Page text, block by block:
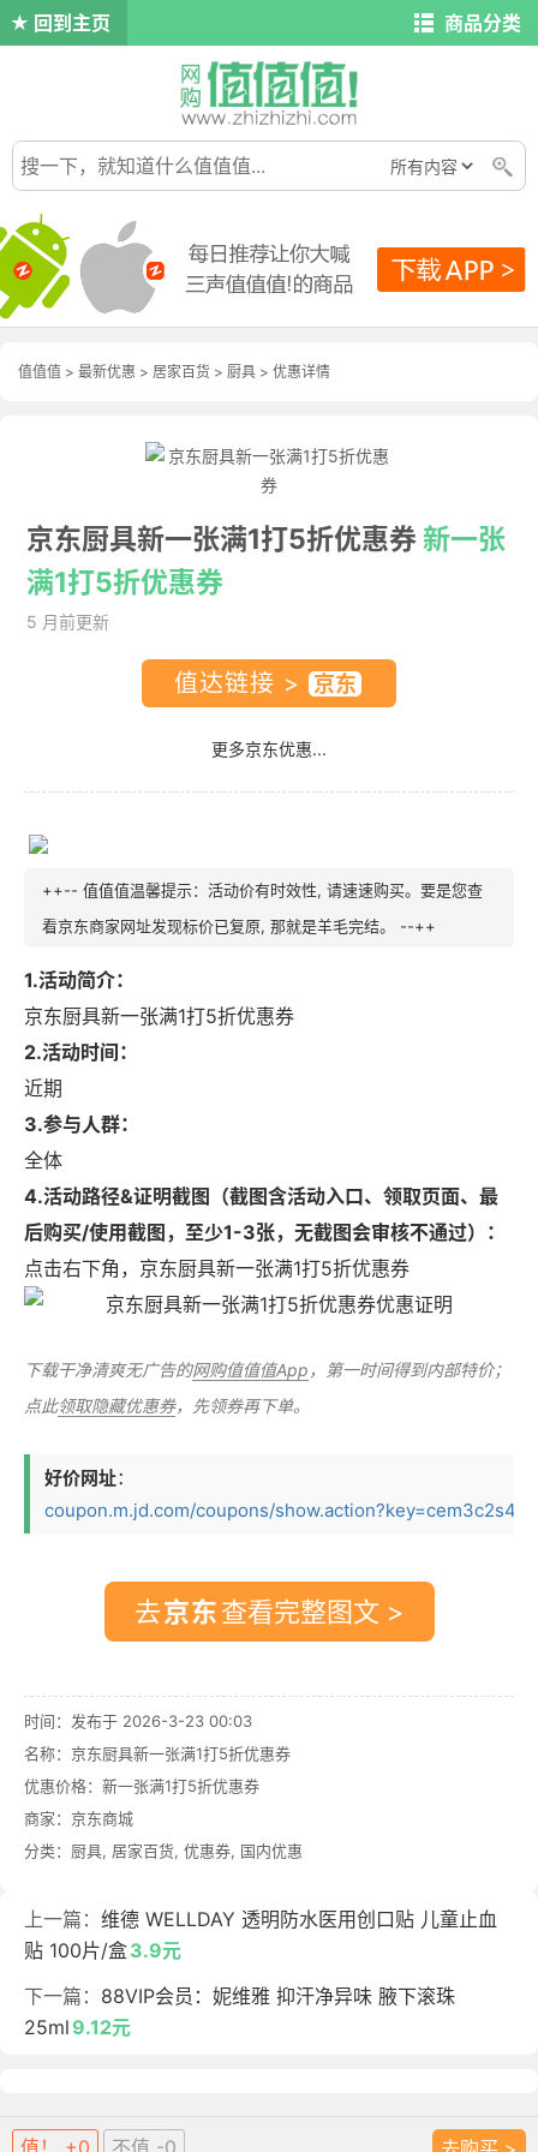
回到主页 商品分类
值值值 > 最新优惠 > 居家百货 > 厨具 > 优惠详情
京东厨具新一张满1打5折优惠券新一张
满1打5折优惠券
5 月前更新
值达链接 >
更多京东优惠...
++-- 值值值温馨提示：活动价有时效性, 请速速购买。要是您查
看京东商家网址发现标价已复原, 那就是羊毛完结。 --++
1.活动简介：
京东厨具新一张满1打5折优惠券
2.活动时间：
近期
3.参与人群：
全体
4.活动路径&证明截图（截图含活动入口、领取页面、最
后购买/使用截图，至少1-3张，无截图会审核不通过）：
点击右下角，京东厨具新一张满1打5折优惠券
下载干净清爽无广告的网购值值值App ，第一时间得到内部特价；
点此领取隐藏优惠券，先领券再下单。
好价网址：
coupon.m.jd.com/coupons/
去 查看完整图文 >
时间：发布于 2026-3-23 00:03
名称： 京东厨具新一张满1打5折优惠券
优惠价格： 新一张满1打5折优惠券
商家： 京东商城
分类： 厨具, 居家百货, 优惠券, 国内优惠
上一篇： 维德 WELLDAY 透明防水医用创口贴 儿童止血
贴 100片/盒3.9元
下一篇： 88VIP会员：妮维雅 抑汗净异味 腋下滚珠
25ml9.12元
值！ +0 不值 -0